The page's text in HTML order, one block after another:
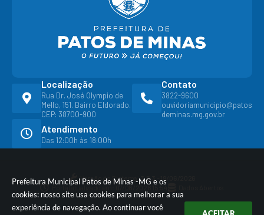
Prefeitura Municipal Patos de Minas -MG e os
cookies: nosso site usa cookies para melhorar a sua
experiência de navegação. Ao continuar você
Localização
Rua Dr. José Olympio de
Mello, 151. Bairro Eldorado.
CEP: 38700-900
Contato
3822-9600
ouvidoriamunicipio@patos
deminas.mg.gov.br
Atendimento
Das 12:00h às 18:00h
Versão do Sistema:3.5.3 - 19/06/2026
Portal atualizado em: